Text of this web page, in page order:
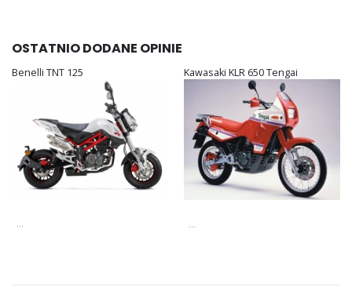
OSTATNIO DODANE OPINIE
Benelli TNT 125 Kawasaki KLR 650 Tengai